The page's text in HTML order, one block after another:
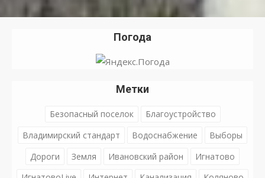
Погода
Метки
Безопасный поселок
Благоустройство
Владимирский стандарт
Водоснабжение
Выборы
Дороги
Земля Ивановский район
Игнатово